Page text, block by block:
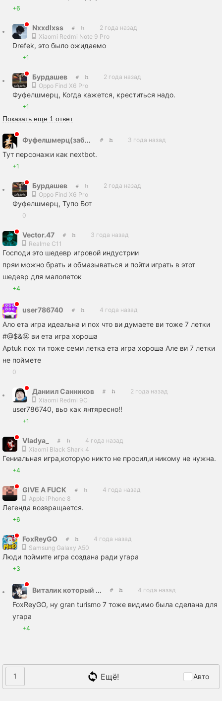
+6
Nxxdlxss
2 года назад
Xiaomi Redmi Note 9 Pro
Drefek, это было ожидаемо
+1
Бурдашев
2 года назад
Oppo Find X6 Pro
Фуфелшмерц, Когда кажется, креститься надо.
+1
Показать еще 1 ответ
Фуфелшмерц(заброшенный акк) 3 года назад
Тут персонажи как nextbot.
+1
Бурдашев
2 года назад
Oppo Find X6 Pro
Фуфелшмерц, Тупо Бот
0
Vector.47
3 года назад
Realme C11
Господи это шедевр игровой индустрии
пряи можно брать и обмазываться и пойти играть в этот
шедевр для малолеток
+4
user786740 4 года назад
Ало ета игра идеальна и пох что ви думаете ви тоже 7 летки
#@$&🤬 ви ета игра хороша
Aptuk пох ти тоже семи летка ета игра хороша Але ви 7 летки
не поймете
0
Даниил Санников
2 года назад
Xiaomi Redmi 9C
user786740, вьо как янтяресно!!
+1
Vladya_
4 года назад
Xiaomi Black Shark 4
Гениальная игра,которую никто не просил,и никому не нужна.
+4
GIVE A FUCK
4 года назад
Apple iPhone 8
Легенда возвращается.
+6
FoxReyGO
4 года назад
Samsung Galaxy A50
Люди поймите игра создана ради угара
+3
Виталик который один такой на планете 4 года назад
FoxReyGO, ну gran turismo 7 тоже видимо была сделана для
угара
+4
1 Ещё! Авто